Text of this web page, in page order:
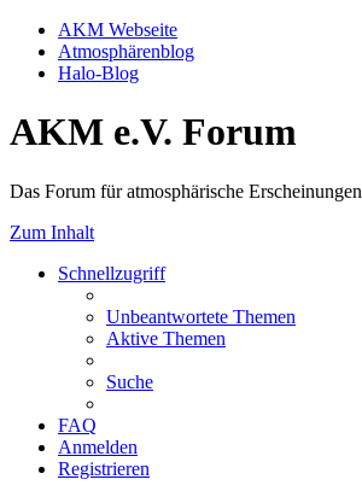
AKM Webseite
Atmosphärenblog
Halo-Blog
AKM e.V. Forum
Das Forum für atmosphärische Erscheinungen
Zum Inhalt
Schnellzugriff
Unbeantwortete Themen
Aktive Themen
Suche
FAQ
Anmelden
Registrieren